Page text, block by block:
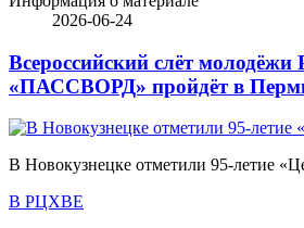
2026-06-24
Всероссийский слёт
«ПАССВОРД» пройдёт в Перми
В Новокузнецке отметили 95-летие
В РЦХВЕ